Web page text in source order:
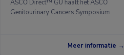
ASCO Direct™ GU haalt het ASCO
Genitourinary Cancers Symposium …
Meer informatie →